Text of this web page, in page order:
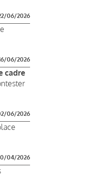
06/2026
06/2026
cadre
06/2026
04/2026